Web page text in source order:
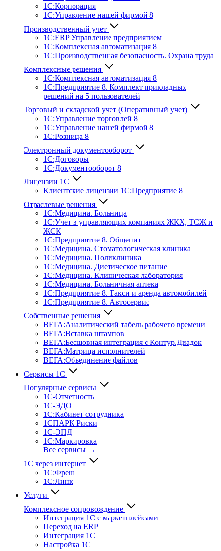
1С:Корпорация
1С:Управление нашей фирмой 8
Производственный учет
1С:ERP Управление предприятием
1С:Комплексная автоматизация 8
1С:Производственная безопасность. Охрана труда
Комплексные решения
1С:Комплексная автоматизация 8
1С:Предприятие 8. Комплект прикладных
решений на 5 пользователей
Торговый и складской учет (Оперативный учет)
1С:Управление торговлей 8
1С:Управление нашей фирмой 8
1С:Розница 8
Электронный документооборот
1С:Договоры
1С:Документооборот 8
Лицензии 1С
Клиентские лицензии 1С:Предприятие 8
Отраслевые решения
1С:Медицина. Больница
1C:Учет в управляющих компаниях ЖКХ, ТСЖ и
ЖСК
1С:Предприятие 8. Общепит
1С:Медицина. Стоматологическая клиника
1С:Медицина. Поликлиника
1С:Медицина. Диетическое питание
1С:Медицина. Клиническая лаборатория
1С:Медицина. Больничная аптека
1С:Предприятие 8. Такси и аренда автомобилей
1С:Предприятие 8. Автосервис
Собственные решения
ВЕГА:Аналитичес­кий табель рабочего времени
ВЕГА:Вставка штампов
ВЕГА:Бесшовная интеграция с Контур.Диадок
ВЕГА:Матрица исполнителей
ВЕГА:Объединение файлов
Сервисы 1С
Популярные сервисы
1С-Отчет­ность
1С-ЭДО
1С:Кабинет сотрудника
1СПАРК Риски
1С-ЭПД
1С:Маркировка
Все сервисы →
1С через интернет
1С:Фреш
1С:Линк
Услуги
Комплексное сопровождение
Интеграция 1С с маркетплейсами
Переход на ERP
Интеграция 1С
Настройка 1С